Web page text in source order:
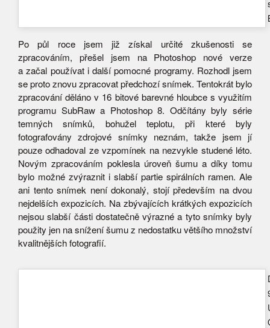
Po půl roce jsem již získal určité zkušenosti se
zpracováním, přešel jsem na Photoshop nové verze
a začal používat i další pomocné programy. Rozhodl jsem
se proto znovu zpracovat předchozí snímek. Tentokrát bylo
zpracování děláno v 16 bitové barevné hloubce s využitím
programu SubRaw a Photoshop 8. Odčítány byly série
temných snímků, bohužel teplotu, při které byly
fotografovány zdrojové snímky neznám, takže jsem jí
pouze odhadoval ze vzpomínek na nezvykle studené léto.
Novým zpracováním poklesla úroveň šumu a díky tomu
bylo možné zvýraznit i slabší partie spirálních ramen. Ale
ani tento snímek není dokonalý, stojí především na dvou
nejdelších expozicích. Na zbývajících krátkých expozicích
nejsou slabší části dostatečně výrazné a tyto snímky byly
použity jen na snížení šumu z nedostatku většího množství
kvalitnějších fotografií.